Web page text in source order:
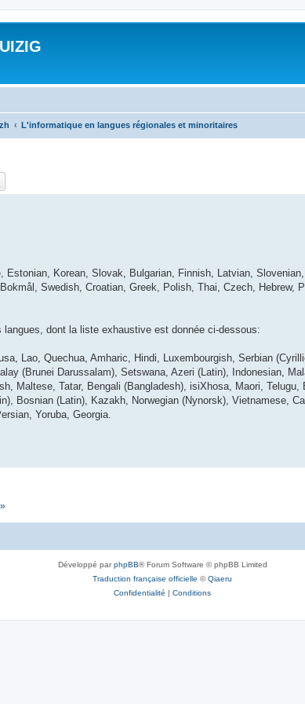
L'informatique en langues régionales et minoritaires
Korean, Slovak, Bulgarian, Finnish, Latvian,
Swedish, Croatian, Greek, Polish, Thai, Czech, Hebrew,
dont la liste exhaustive est donnée ci-dessous:
Lao, Quechua, Amharic, Hindi, Luxembourgish, Serbian
(Brunei Darussalam), Setswana, Azeri (Latin), Indonesian,
Maltese, Tatar, Bengali (Bangladesh), isiXhosa, Maori, Telugu,
Bosnian (Latin), Kazakh, Norwegian (Nynorsk), Vietnamese,
Yoruba, Georgia.
Développé parphpBB® Forum Software © phpBB Limited
Traduction française officielle ©Qiaeru
Confidentialité | Conditions